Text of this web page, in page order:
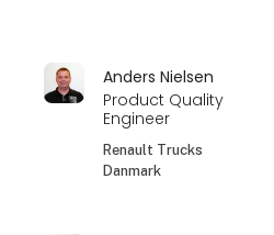
Anders Nielsen
Product Quality
Engineer
Renault Trucks
Danmark